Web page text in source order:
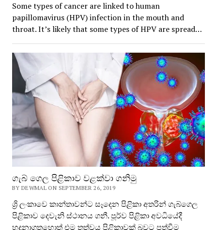
Some types of cancer are linked to human
papillomavirus (HPV) infection in the mouth and
throat. It’s likely that some types of HPV are spread…
ගැබ් ගෙල පිළිකාව වළක්වා ගනිමු
BY DEWMAL ON SEPTEMBER 26, 2019
ශ්‍රි ලංකාවෙ කාන්තාවන්ට සෑදෙන පිළිකා අතරින් ගැබ්ගෙල
පිළිකාව දෙවැනි ස්ථානය ගනී. පූර්ව පිළිකා අවධියේදී
හදුනාගතහොත් එම තත්වය පිළිකාවක් බවට පත්වීම